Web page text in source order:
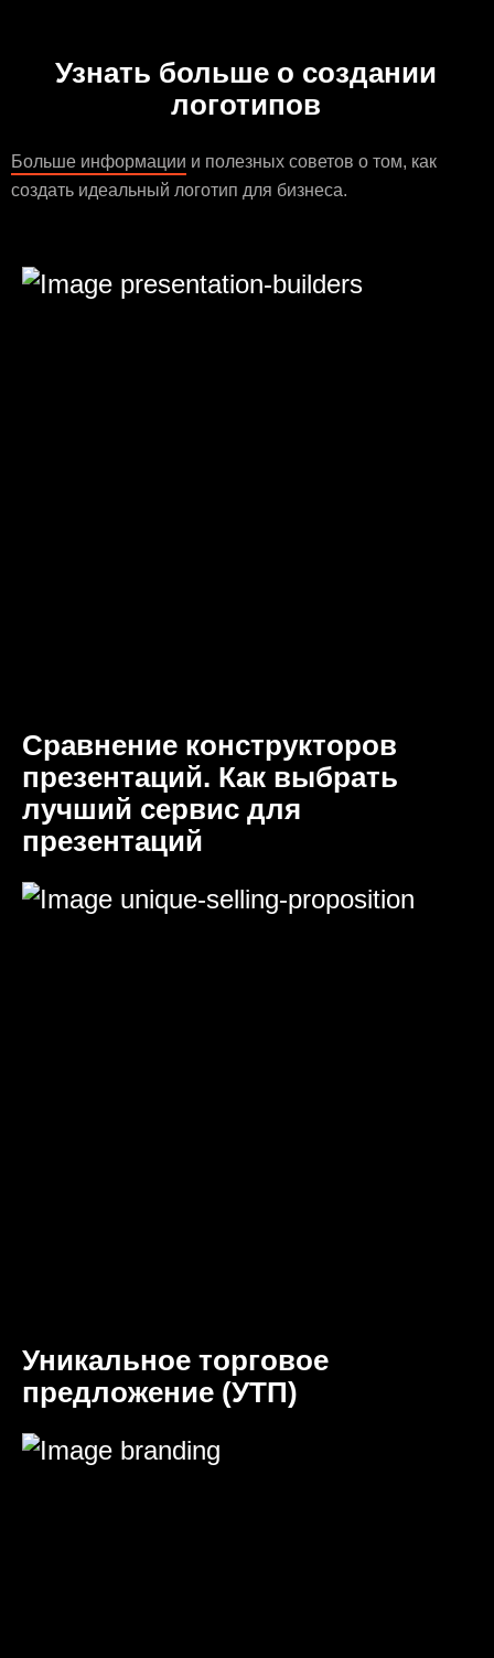
Узнать больше о создании
логотипов
Больше информации и полезных советов о том, как
создать идеальный логотип для бизнеса.
Сравнение конструкторов
презентаций. Как выбрать
лучший сервис для
презентаций
Уникальное торговое
предложение (УТП)